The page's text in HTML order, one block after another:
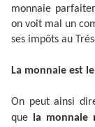
monnaie
on voit mal un
ses impôts au
La monnaie est
On peut ainsi
que
la monnaie